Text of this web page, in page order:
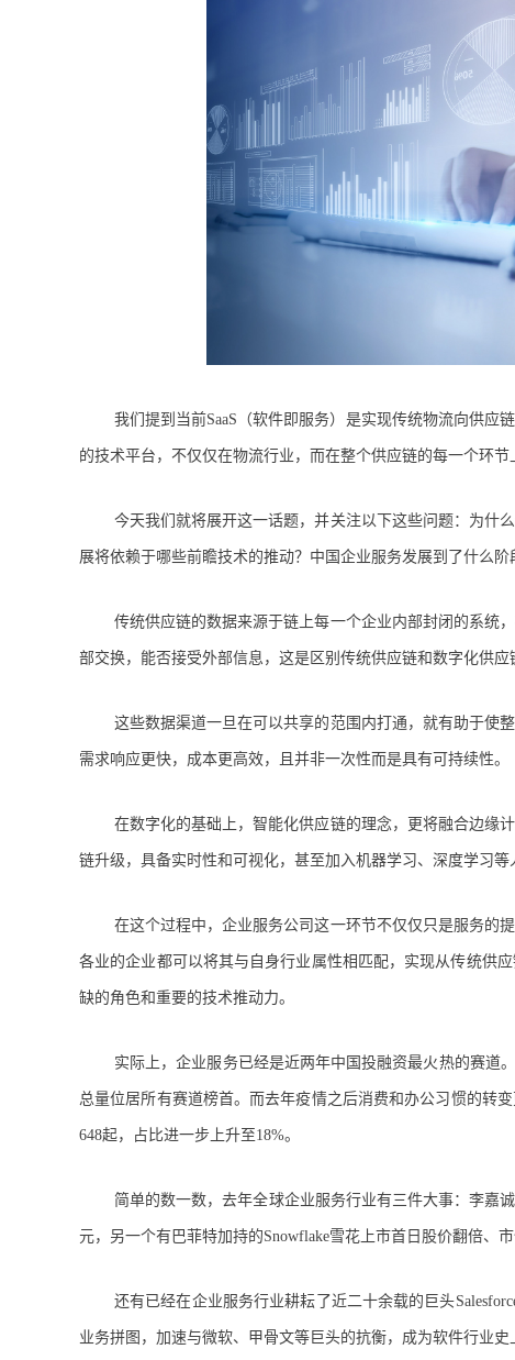
我们提到当前SaaS（软件即服务）是实现传统物流向供应
的技术平台，不仅仅在物流行业，而在整个供应链的每一个环节
今天我们就将展开这一话题，并关注以下这些问题：为什
展将依赖于哪些前瞻技术的推动？中国企业服务发展到了什么
传统供应链的数据来源于链上每一个企业内部封闭的系统
部交换，能否接受外部信息，这是区别传统供应链和数字化供应
这些数据渠道一旦在可以共享的范围内打通，就有助于使
需求响应更快，成本更高效，且并非一次性而是具有可持续性。
在数字化的基础上，智能化供应链的理念，更将融合边缘
链升级，具备实时性和可视化，甚至加入机器学习、深度学习等
在这个过程中，企业服务公司这一环节不仅仅只是服务的
各业的企业都可以将其与自身行业属性相匹配，实现从传统供
缺的角色和重要的技术推动力。
实际上，企业服务已经是近两年中国投融资最火热的赛道
总量位居所有赛道榜首。而去年疫情之后消费和办公习惯的转
648起，占比进一步上升至18%。
简单的数一数，去年全球企业服务行业有三件大事：李嘉
元，另一个有巴菲特加持的Snowflake雪花上市首日股价翻倍、市
还有已经在企业服务行业耕耘了近二十余载的巨头
业务拼图，加速与微软、甲骨文等巨头的抗衡，成为软件行业史